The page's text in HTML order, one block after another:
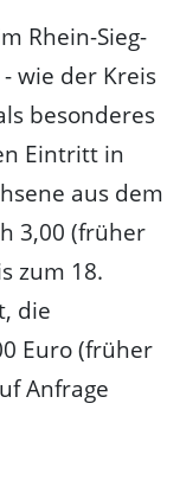
Rhein-Sieg-
wie der Kreis
besonderes
Eintritt in
aus dem
3,00 (früher
zum 18.
die
Euro (früher
Anfrage